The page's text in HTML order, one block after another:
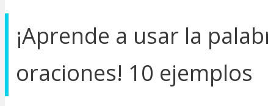
¡Aprende a usar la
oraciones! 10 ejemplos